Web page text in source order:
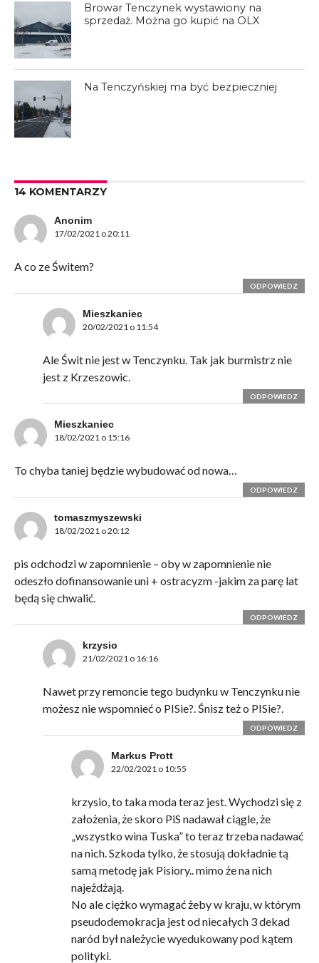
Browar Tenczynek wystawiony na
sprzedaż. Można go kupić na OLX
Na Tenczyńskiej ma być bezpieczniej
14 KOMENTARZY
Anonim
17/02/2021 o 20:11
A co ze Świtem?
ODPOWIEDZ
Mieszkaniec
20/02/2021 o 11:54
Ale Świt nie jest w Tenczynku. Tak jak burmistrz nie
jest z Krzeszowic.
ODPOWIEDZ
Mieszkaniec
18/02/2021 o 15:16
To chyba taniej będzie wybudować od nowa…
ODPOWIEDZ
tomaszmyszewski
18/02/2021 o 20:12
pis odchodzi w zapomnienie – oby w zapomnienie nie
odeszło dofinansowanie uni + ostracyzm -jakim za parę lat
będą się chwalić.
ODPOWIEDZ
krzysio
21/02/2021 o 16:16
Nawet przy remoncie tego budynku w Tenczynku nie
możesz nie wspomnieć o PISie?. Śnisz też o PISie?.
ODPOWIEDZ
Markus Prott
22/02/2021 o 10:55
krzysio, to taka moda teraz jest. Wychodzi się z
założenia, że skoro PiS nadawał ciągle, że
„wszystko wina Tuska” to teraz trzeba nadawać
na nich. Szkoda tylko, że stosują dokładnie tą
samą metodę jak Pisiory.. mimo że na nich
najeżdżają.
No ale ciężko wymagać żeby w kraju, w którym
pseudodemokracja jest od niecałych 3 dekad
naród był należycie wyedukowany pod kątem
polityki.